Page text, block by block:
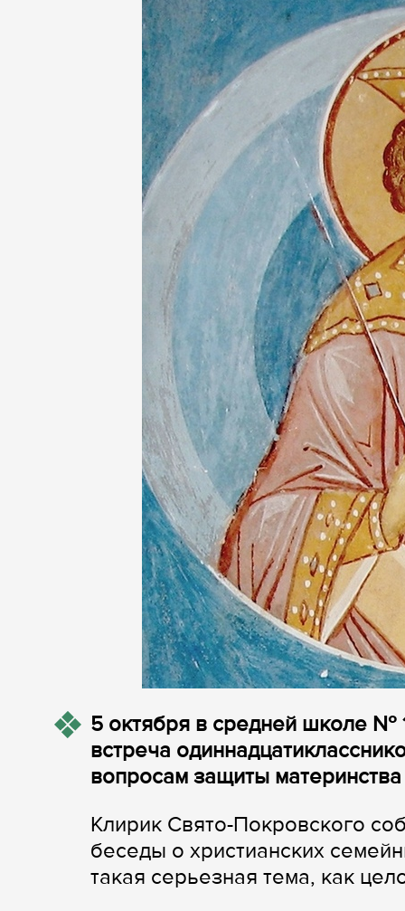
5 октября в средней школе №
встреча
вопросам защиты
Клирик Свято-Покровского
беседы о христианских
такая серьезная тема, как